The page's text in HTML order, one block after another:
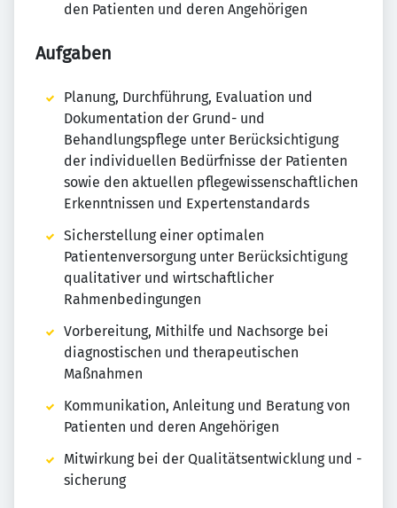
den Patienten und deren Angehörigen
Aufgaben
Planung, Durchführung, Evaluation und
Dokumentation der Grund- und
Behandlungspflege unter Berücksichtigung
der individuellen Bedürfnisse der Patienten
sowie den aktuellen pflegewissenschaftlichen
Erkenntnissen und Expertenstandards
Sicherstellung einer optimalen
Patientenversorgung unter Berücksichtigung
qualitativer und wirtschaftlicher
Rahmenbedingungen
Vorbereitung, Mithilfe und Nachsorge bei
diagnostischen und therapeutischen
Maßnahmen
Kommunikation, Anleitung und Beratung von
Patienten und deren Angehörigen
Mitwirkung bei der Qualitätsentwicklung und -
sicherung